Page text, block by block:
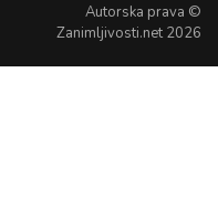
Autorska prava ©
Zanimljivosti.net 2026